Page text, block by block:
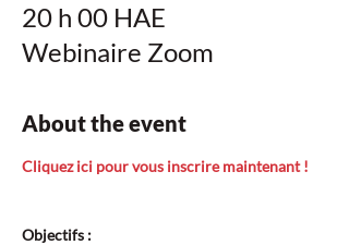
20 h 00 HAE
Webinaire Zoom
About the event
Cliquez ici pour vous inscrire maintenant !
Objectifs :